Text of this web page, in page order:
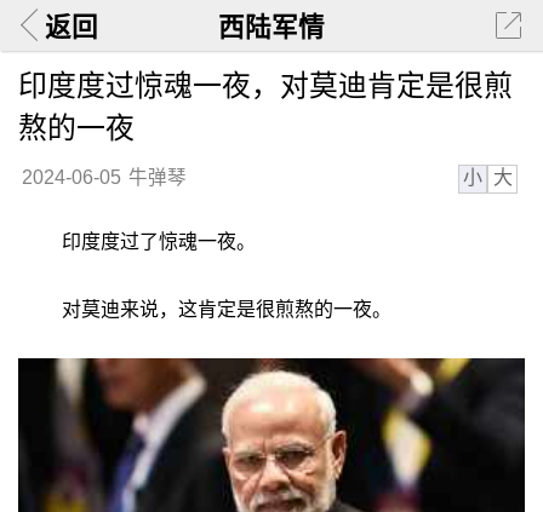
返回 西陆军情
印度度过惊魂一夜，对莫迪肯定是很煎
熬的一夜
2024-06-05 牛弹琴 小 大
印度度过了惊魂一夜。
对莫迪来说，这肯定是很煎熬的一夜。